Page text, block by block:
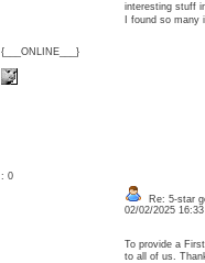
{___ONLINE___}
interesting stuff
I found so
: 0
Re: 5-star
02/02/2025
To provide a
to all of us.